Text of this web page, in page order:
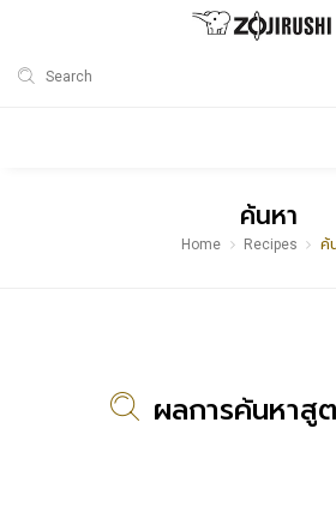
Search
ค้นหา
Home Recipes ค้
ผลการค้นหาสู